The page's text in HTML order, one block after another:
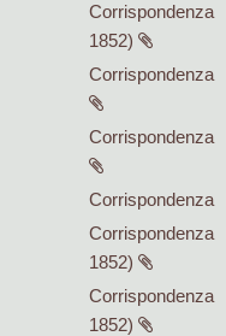
Corrispondenza
1852)
Corrispondenza
Corrispondenza
Corrispondenza
Corrispondenza
1852)
Corrispondenza
1852)